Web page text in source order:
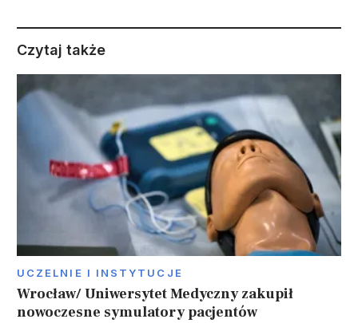
Czytaj także
UCZELNIE I INSTYTUCJE
Wrocław/ Uniwersytet Medyczny zakupił
nowoczesne symulatory pacjentów